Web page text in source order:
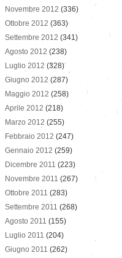
Novembre 2012 (336)
Ottobre 2012 (363)
Settembre 2012 (341)
Agosto 2012 (238)
Luglio 2012 (328)
Giugno 2012 (287)
Maggio 2012 (258)
Aprile 2012 (218)
Marzo 2012 (255)
Febbraio 2012 (247)
Gennaio 2012 (259)
Dicembre 2011 (223)
Novembre 2011 (267)
Ottobre 2011 (283)
Settembre 2011 (268)
Agosto 2011 (155)
Luglio 2011 (204)
Giugno 2011 (262)